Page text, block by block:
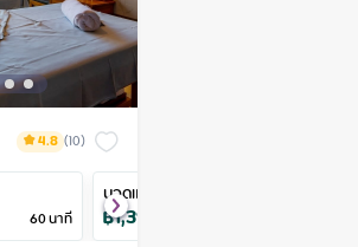
Royal Foot Massage
650
4.8 (10)
60นาที
นวดแผนไทย 4 มือ
฿1,390